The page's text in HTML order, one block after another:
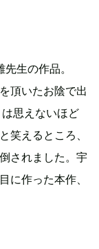
生の作品。
頂いたお陰で出
思えないほど
笑えるところ、
されました。宇
に作った本作、